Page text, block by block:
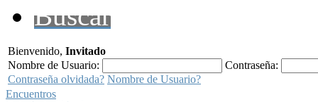
Buscar
Bienvenido, Invitado
Nombre de Usuario:
Contraseña:
Contraseña olvidada? Nombre de Usuario?
Encuentros